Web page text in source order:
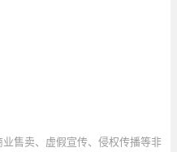
售卖、虚假宣传、侵权传播等非